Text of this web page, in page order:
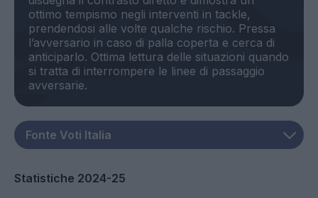
ottimo tempismo negli interventi in tackle,
prendendosi alle volte qualche rischio. Pressa
l’avversario in caso di palla coperta e cerca di
anticiparlo. Ottima lettura delle situazioni quando
si tratta di interrompere le linee di passaggio
Statistiche 2024-25